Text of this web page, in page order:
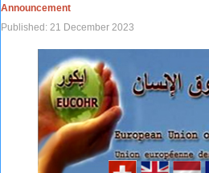
Announcement
Published: 21 December 2023